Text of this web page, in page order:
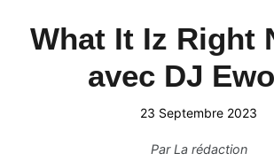
What It Iz Right
avec DJ
23 Septembre 2023
ParLa rédaction